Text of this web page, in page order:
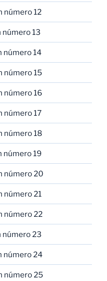
número 12
número 13
número 14
número 15
número 16
número 17
número 18
número 19
número 20
número 21
número 22
número 23
número 24
número 25